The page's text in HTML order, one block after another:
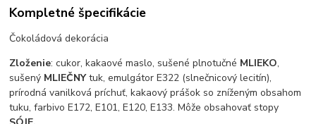
Kompletné špecifikácie
Čokoládová dekorácia
Zloženie: cukor, kakaové maslo, sušené plnotučné MLIEKO,
sušený MLIEČNYtuk, emulgátor E322 (slnečnicový lecitín),
prírodná vanilková príchuť, kakaový prášok so zníženým obsahom
tuku, farbivo E172, E101, E120, E133. Môže obsahovať stopy